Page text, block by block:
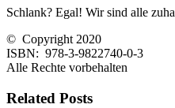
Schlank? Egal! Wir sind alle
© Copyright 2020
ISBN: 978-3-9822740-0-3
Alle Rechte vorbehalten
Related Posts